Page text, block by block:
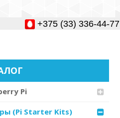
+375 (33) 336-44-77
Pi
(Pi Starter Kits)